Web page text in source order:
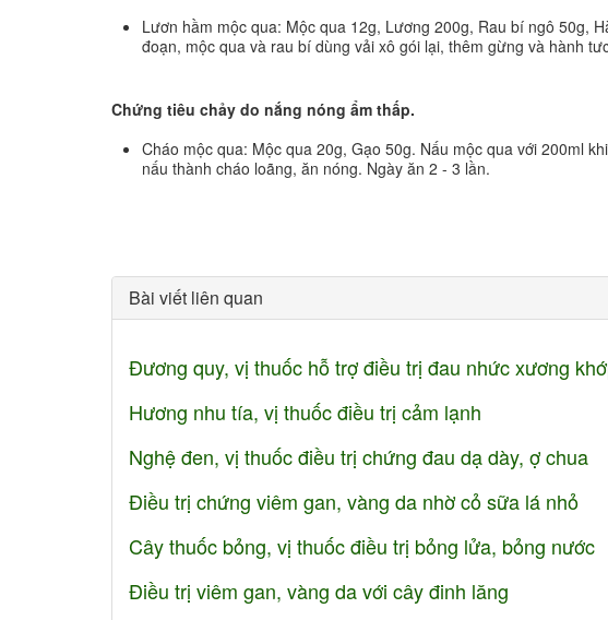
Lươn hầm mộc qua: Mộc qua 12g, Lương 200g, Rau bí ngô 50g,
đoạn, mộc qua và rau bí dùng vải xô gói lại, thêm gừng và hành
Chứng tiêu chảy do nắng nóng ẩm thấp.
Cháo mộc qua: Mộc qua 20g, Gạo 50g. Nấu mộc qua với 200ml
nấu thành cháo loãng, ăn nóng. Ngày ăn 2 - 3 lần.
Bài viết liên quan
Đương quy, vị thuốc hỗ trợ điều trị đau nhức xương
Hương nhu tía, vị thuốc điều trị cảm lạnh
Nghệ đen, vị thuốc điều trị chứng đau dạ dày, ợ chua
Điều trị chứng viêm gan, vàng da nhờ cỏ sữa lá nhỏ
Cây thuốc bỏng, vị thuốc điều trị bỏng lửa, bỏng nước
Điều trị viêm gan, vàng da với cây đinh lăng